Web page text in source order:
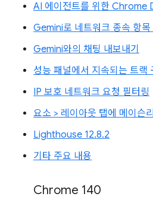
AI 에이전트를 위한 Chrome
Gemini로 네트워크 종속 항목
Gemini와의 채팅 내보내기
성능 패널에서 지속되는 트랙
IP 보호 네트워크 요청 필터링
요소 > 레이아웃 탭에 메이슨
Lighthouse 12.8.2
기타 주요 내용
Chrome 140